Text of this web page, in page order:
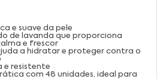
e suave da pele
de lavanda que proporciona
e frescor
a hidratar e proteger contra o
e resistente
com 48 unidades, ideal para